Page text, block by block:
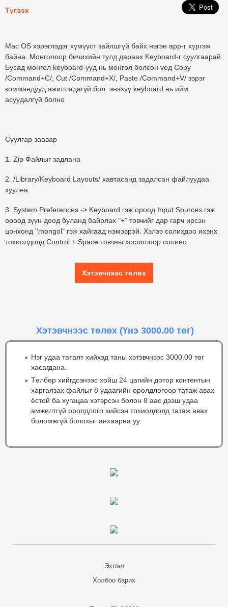
Түгээх
Mac OS хэрэглэдэг хүмүүст зайлшгүй байх нэгэн app-г хүргэж
байна. Монголоор бичихийн тулд дараах Keyboard-г суулгаарай.
Бусад монгол keyboard-ууд нь монгол болсон үед Copy
/Command+C/, Cut /Command+X/, Paste /Command+V/ зэрэг
коммандууд ажилладагүй бол энэхүү keyboard нь ийм
асуудалгүй болно
Суулгар заавар
1. Zip Файлыг задлана
2. /Library/Keyboard Layouts/ хавтасанд задалсан файлуудаа
хуулна
3. System Preferences -> Keyboard гэж ороод Input Sources гэж
ороод зүүн доод буланд байрлах "+" товчийг дар гарч ирсэн
цонхонд ''mongol" гэж хайгаад нэмээрэй. Хэлээ солихдоо ихэнх
тохиолдолд Control + Space товчны хослолоор солино
Хэтэвчнээс төлөх
Хэтэвчнээс төлөх (Үнэ 3000.00 төг)
Нэг удаа таталт хийхэд таны хэтэвчнээс 3000.00 төг
хасагдана.
Төлбөр хийгдсэнээс хойш 24 цагийн дотор контентын
харгалзах файлыг 8 удаагийн оролдлогоор татаж авах
ёстой ба хугацаа хэтэрсэн болон 8 аас дээш удаа
амжилтгүй оролдлого хийсэн тохиолдолд татаж авах
боломжгүй болохыг анхаарна уу.
Эхлэл
Холбоо барих